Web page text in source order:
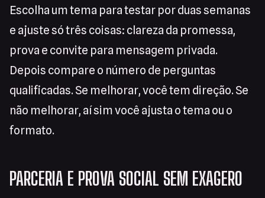
Escolha um tema para testar por duas semanas
e ajuste só três coisas: clareza da promessa,
prova e convite para mensagem privada.
Depois compare o número de perguntas
qualificadas. Se melhorar, você tem direção. Se
não melhorar, aí sim você ajusta o tema ou o
formato.
PARCERIA E PROVA SOCIAL SEM EXAGERO